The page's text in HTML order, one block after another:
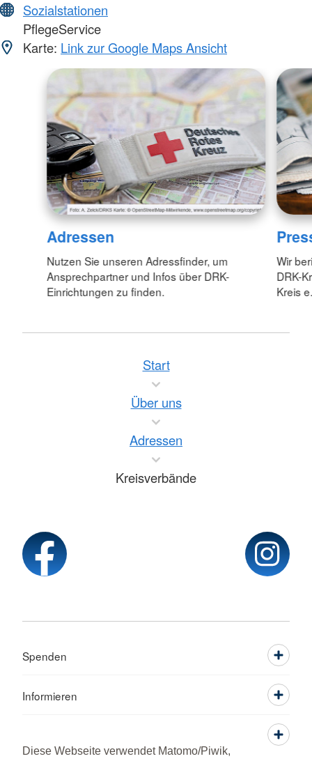
Diese Webseite verwendet Matomo/Piwik,
Sozialstationen
PflegeService
Karte: Link zur Google Maps Ansicht
Adressen
Nutzen Sie unseren Adressfinder, um
Ansprechpartner und Infos über DRK-
Einrichtungen zu finden.
Wir
DRK-
Kreis
Start
Über uns
Adressen
Kreisverbände
Spenden
Informieren